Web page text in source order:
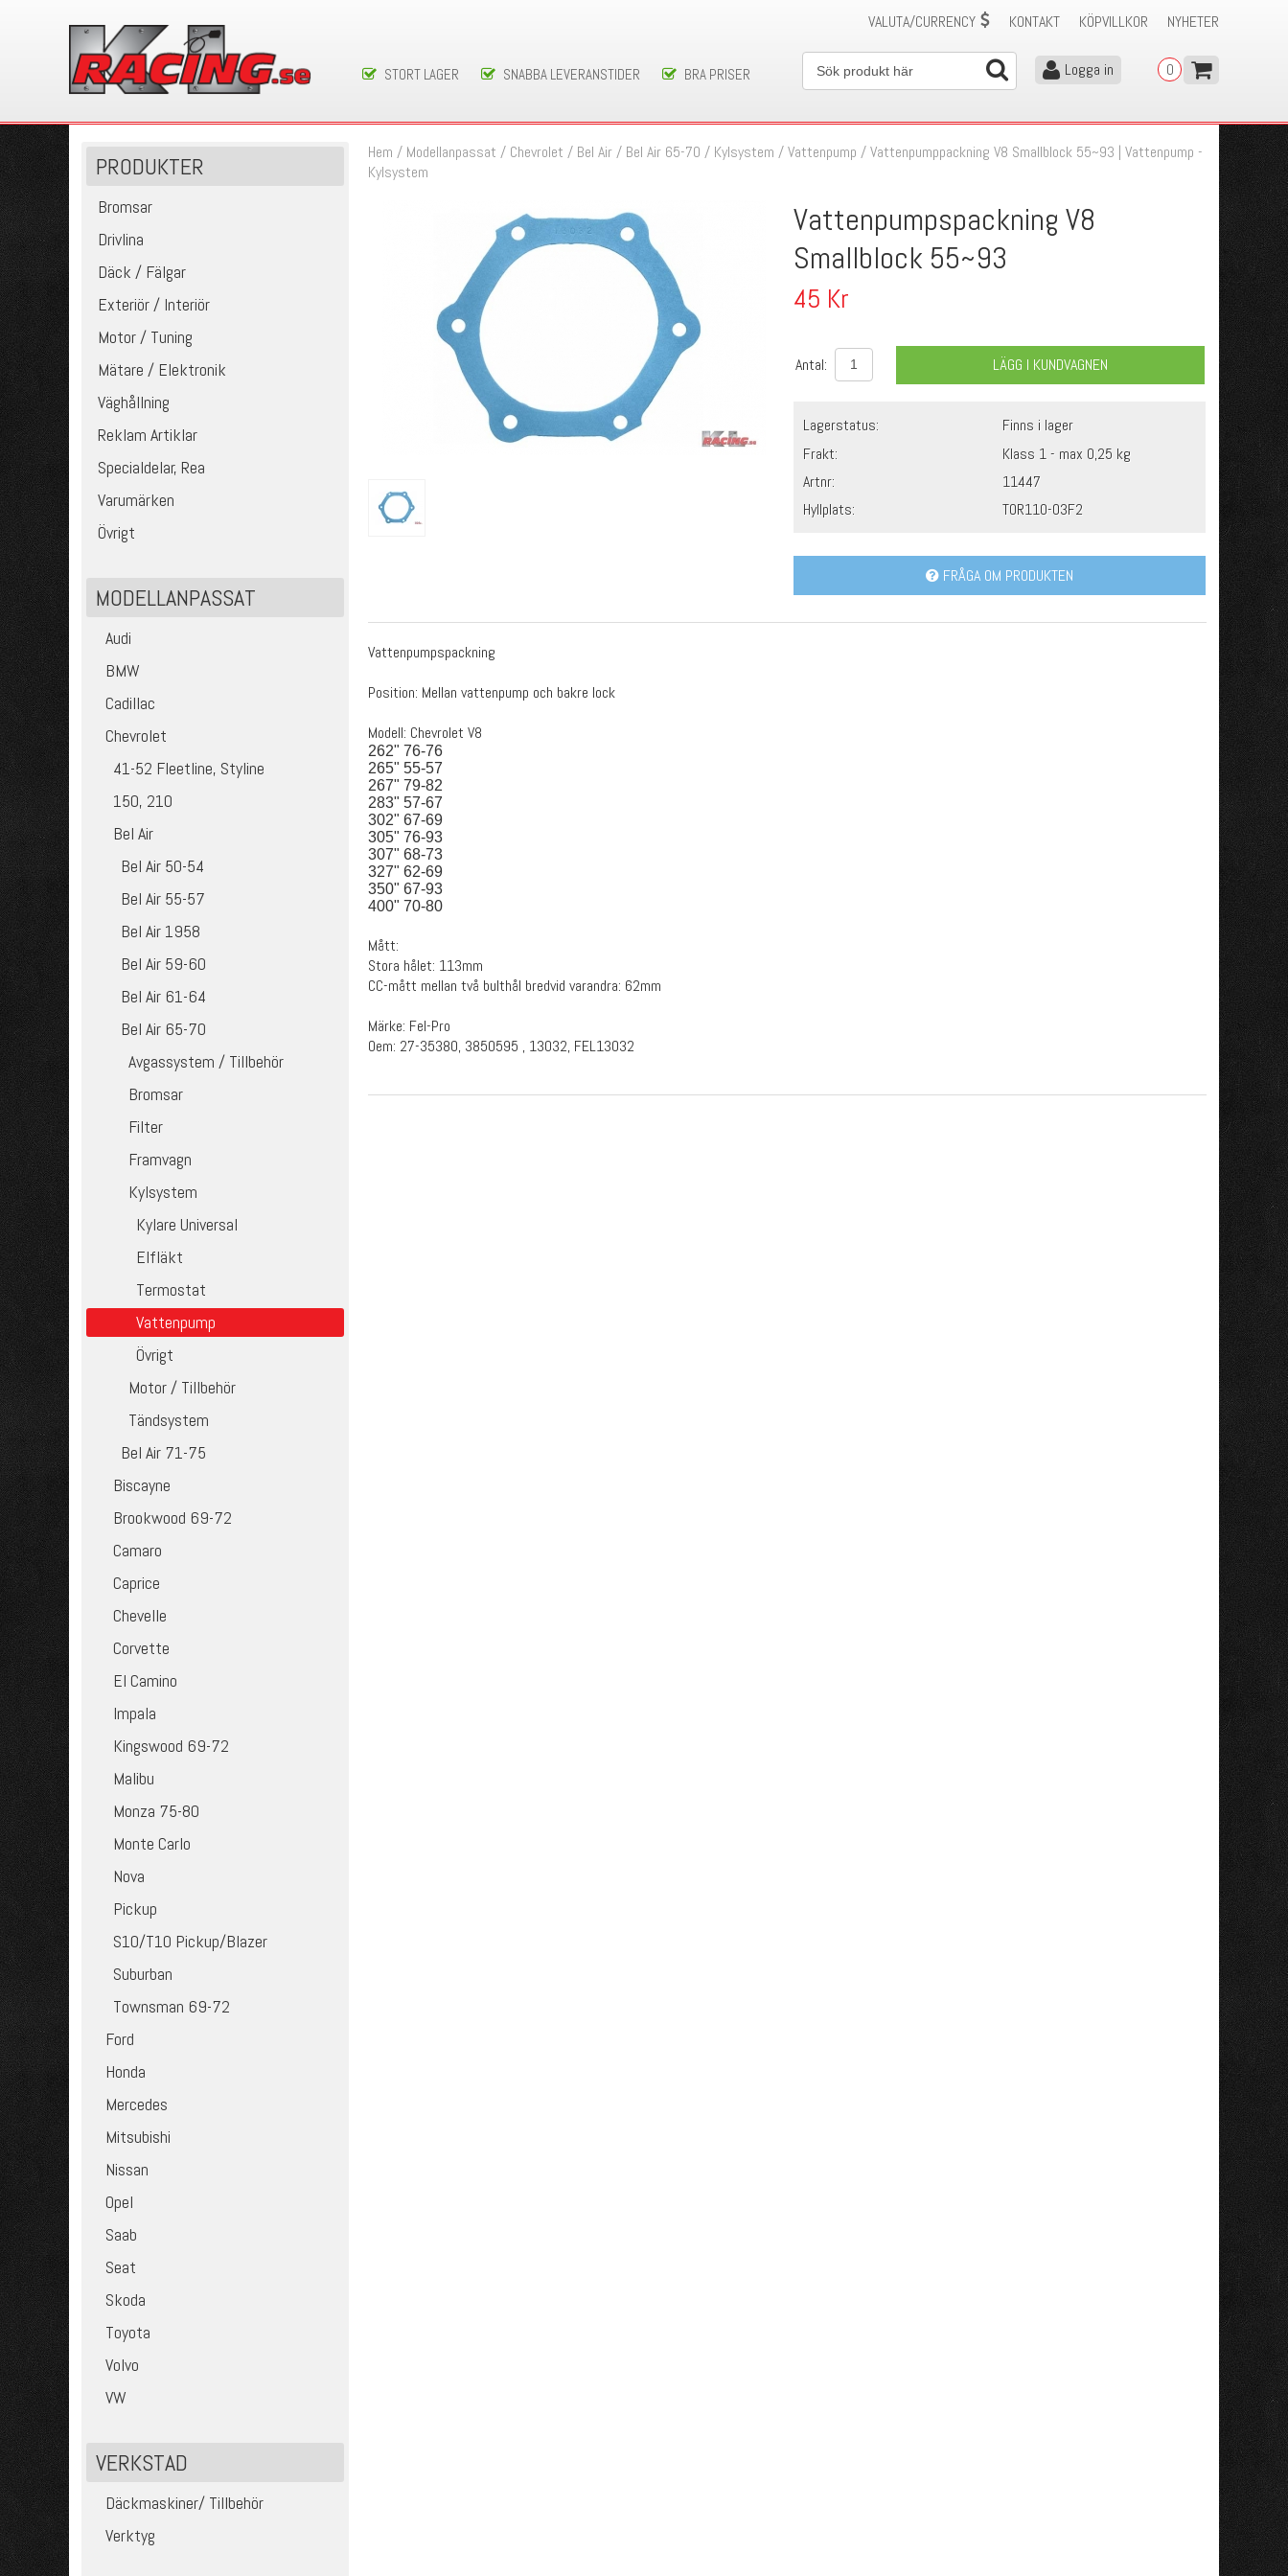
NYHETER
KÖPVILLKOR
KONTAKT
VALUTA/CURRENCY
STORT LAGER SNABBA LEVERANSTIDER BRA PRISER 0
Logga in
PRODUKTER
Bromsar
Drivlina
Däck / Fälgar
Exteriör / Interiör
Motor / Tuning
Mätare / Elektronik
Väghållning
Reklam Artiklar
Specialdelar, Rea
Varumärken
Övrigt
MODELLANPASSAT
Audi
BMW
Cadillac
Chevrolet
41-52 Fleetline, Styline
150, 210
Bel Air
Bel Air 50-54
Bel Air 55-57
Bel Air 1958
Bel Air 59-60
Bel Air 61-64
Bel Air 65-70
Avgassystem / Tillbehör
Bromsar
Filter
Framvagn
Kylsystem
Kylare Universal
Elfläkt
Termostat
Vattenpump
Övrigt
Motor / Tillbehör
Tändsystem
Bel Air 71-75
Biscayne
Brookwood 69-72
Camaro
Caprice
Chevelle
Corvette
El Camino
Impala
Kingswood 69-72
Malibu
Monza 75-80
Monte Carlo
Nova
Pickup
S10/T10 Pickup/Blazer
Suburban
Townsman 69-72
Ford
Honda
Mercedes
Mitsubishi
Nissan
Opel
Saab
Seat
Skoda
Toyota
Volvo
VW
VERKSTAD
Däckmaskiner/ Tillbehör
Verktyg
Hem / Modellanpassat / Chevrolet / Bel Air / Bel Air 65-70 / Kylsystem /Vattenpump /Vattenpumppackning V8 Smallblock 55~93 | Vattenpump -
Kylsystem
Vattenpumpspackning V8
Smallblock 55~93
45 Kr
Antal: LÄGG I KUNDVAGNEN
Lagerstatus:
Finns i lager
Frakt:
Klass 1 - max 0,25 kg
Artnr:
11447
Hyllplats:
TOR110-03F2
FRÅGA OM PRODUKTEN
Vattenpumpspackning
Position: Mellan vattenpump och bakre lock
Modell: Chevrolet V8
262" 76-76
265" 55-57
267" 79-82
283" 57-67
302" 67-69
305" 76-93
307" 68-73
327" 62-69
350" 67-93
400" 70-80
Mått:
Stora hålet: 113mm
CC-mått mellan två bulthål bredvid varandra: 62mm
Märke: Fel-Pro
Oem: 27-35380, 3850595 , 13032, FEL13032